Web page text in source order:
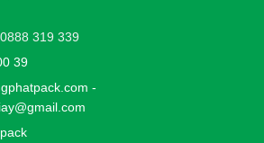
319 339
39
-